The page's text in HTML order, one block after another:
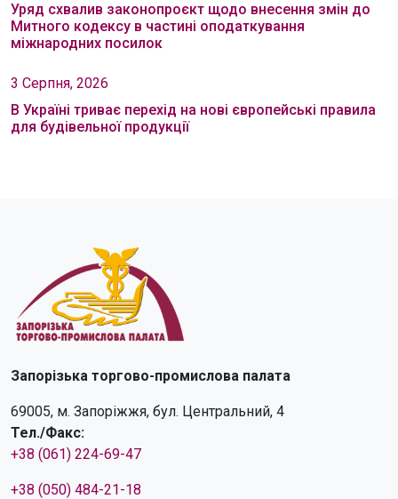
Уряд схвалив законопроєкт щодо внесення змін до
Митного кодексу в частині оподаткування
міжнародних посилок
3 Серпня, 2026
В Україні триває перехід на нові європейські правила
для будівельної продукції
Запорізька торгово-промислова палата
69005, м. Запоріжжя, бул. Центральний, 4
Тел./Факс:
+38 (061) 224-69-47
+38 (050) 484-21-18